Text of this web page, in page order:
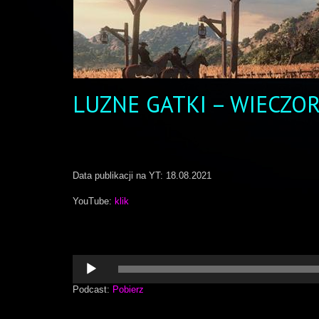
LUZNE GATKI –
Data publikacji na YT: 18.08.2021
YouTube: klik
Odtwarzacz
plików
dźwiękowych
Podcast: Pobierz